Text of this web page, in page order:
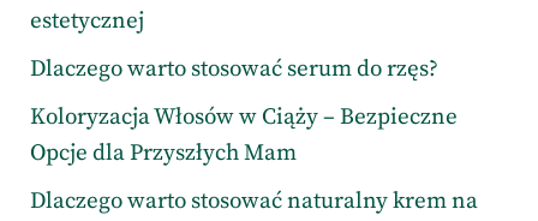
estetycznej
Dlaczego warto stosować serum do rzęs?
Koloryzacja Włosów w Ciąży – Bezpieczne
Opcje dla Przyszłych Mam
Dlaczego warto stosować naturalny krem na